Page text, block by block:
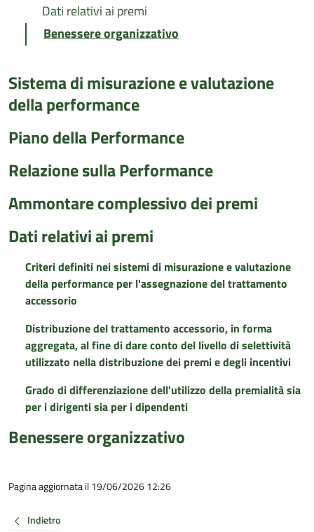
Dati relativi ai premi
Benessere organizzativo
Sistema di misurazione e valutazione
della performance
Piano della Performance
Relazione sulla Performance
Ammontare complessivo dei premi
Dati relativi ai premi
Criteri definiti nei sistemi di misurazione e valutazione
della performance per l'assegnazione del trattamento
accessorio
Distribuzione del trattamento accessorio, in forma
aggregata, al fine di dare conto del livello di selettività
utilizzato nella distribuzione dei premi e degli incentivi
Grado di differenziazione dell'utilizzo della premialità sia
per i dirigenti sia per i dipendenti
Benessere organizzativo
Pagina aggiornata il 19/06/2026 12:26
Indietro